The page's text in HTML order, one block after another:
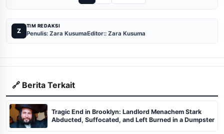
Z
TIM REDAKSI
Penulis: Zara KusumaEditor:: Zara Kusuma
🔗 Berita Terkait
Tragic End in Brooklyn: Landlord Menachem Stark
Abducted, Suffocated, and Left Burned in a Dumpster